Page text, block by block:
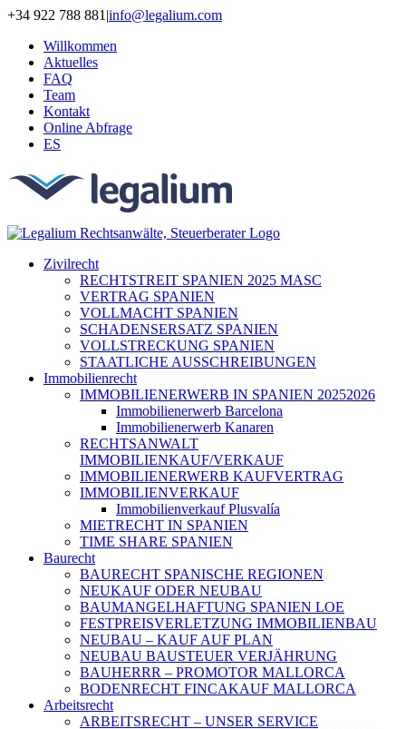
Zum
springen
+34 922 788 881 |info@legalium.com
Willkommen
Aktuelles
FAQ
Team
Kontakt
Online Abfrage
ES
Zivilrecht
RECHTSTREIT SPANIEN 2025 MASC
VERTRAG SPANIEN
VOLLMACHT SPANIEN
SCHADENSERSATZ SPANIEN
VOLLSTRECKUNG SPANIEN
STAATLICHE AUSSCHREIBUNGEN
Immobilienrecht
IMMOBILIENERWERB IN SPANIEN 20252026
Immobilienerwerb Barcelona
Immobilienerwerb Kanaren
RECHTSANWALT
IMMOBILIENKAUF/VERKAUF
IMMOBILIENERWERB KAUFVERTRAG
IMMOBILIENVERKAUF
Immobilienverkauf Plusvalía
MIETRECHT IN SPANIEN
TIME SHARE SPANIEN
Baurecht
BAURECHT SPANISCHE REGIONEN
NEUKAUF ODER NEUBAU
BAUMANGELHAFTUNG SPANIEN LOE
FESTPREISVERLETZUNG IMMOBILIENBAU
NEUBAU – KAUF AUF PLAN
NEUBAU BAUSTEUER VERJÄHRUNG
BAUHERRR – PROMOTOR MALLORCA
BODENRECHT FINCAKAUF MALLORCA
Arbeitsrecht
ARBEITSRECHT – UNSER SERVICE